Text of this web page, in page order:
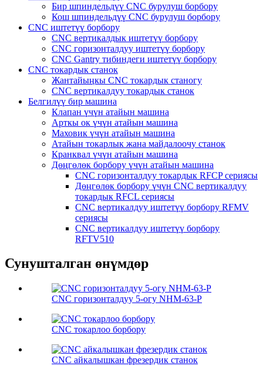
Бир шпиндельдүү CNC бурулуш борбору
Кош шпиндельдүү CNC бурулуш борбору
CNC иштетүү борбору
CNC вертикалдык иштетүү борбору
CNC горизонталдуу иштетүү борбору
CNC Gantry тибиндеги иштетүү борбору
CNC токардык станок
Жантайыңкы CNC токардык станогу
CNC вертикалдуу токардык станок
Белгилүү бир машина
Клапан үчүн атайын машина
Арткы ок үчүн атайын машина
Маховик үчүн атайын машина
Атайын токарлык жана майдалоочу станок
Кранквал үчүн атайын машина
Дөңгөлөк борбору үчүн атайын машина
CNC горизонталдуу токардык RFCP сериясы
Дөңгөлөк борбору үчүн CNC вертикалдуу
токардык RFCL сериясы
CNC вертикалдуу иштетүү борбору RFMV
сериясы
CNC вертикалдуу иштетүү борбору
RFTV510
Сунушталган өнүмдөр
CNC горизонталдуу 5-огу NHM-63-P
CNC токарлоо борбору
CNC айкалышкан фрезердик станок